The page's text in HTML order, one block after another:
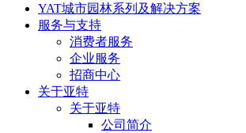
YAT城市园林系列及解决方案
服务与支持
消费者服务
企业服务
招商中心
关于亚特
关于亚特
公司简介